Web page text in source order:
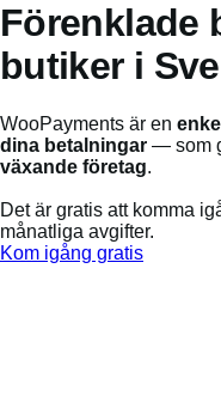
Förenklade
butiker i
WooPayments är en
dina betalningar — som
växande företag.
Det är gratis att komma
månatliga avgifter.
Kom igång gratis